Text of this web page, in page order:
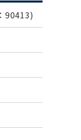
90413)